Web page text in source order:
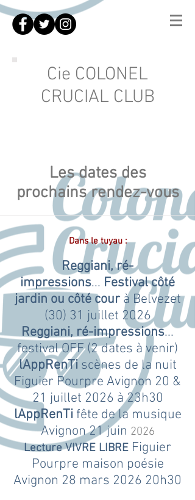
Cie COLONEL
CRUCIAL CLUB
Les dates des
prochains rendez-vous
Dans le tuyau :
Reggiani, ré-
impressions... Festival côté
jardin ou côté courà Belvezet
(30) 31 juillet 2026
Reggiani, ré-impressions...
festival OFF (2 dates à venir)
lAppRenTiscènes de la nuit
Figuier Pourpre Avignon 20 &
21 juillet 2026 à 23h30
lAppRenTifête de la musique
Avignon 21 juin ​ 2026
Lecture VIVRE LIBRE Figuier
Pourpre maison poésie
Avignon 28 mars 2026 20h30